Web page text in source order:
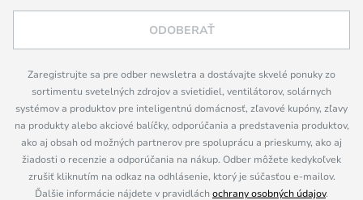
ODOBERAŤ
Zaregistrujte sa pre odber newsletra a dostávajte skvelé ponuky zo
sortimentu svetelných zdrojov a svietidiel, ventilátorov, solárnych
systémov a produktov pre inteligentnú domácnosť, zľavové kupóny, zľavy
na produkty alebo akciové balíčky, odporúčania a predstavenia produktov,
ako aj obsah od možných partnerov pre spoluprácu a prieskumy, ako aj
žiadosti o recenzie a odporúčania na nákup. Odber môžete kedykoľvek
zrušiť kliknutím na odkaz na odhlásenie, ktorý je súčasťou e-mailov.
Ďalšie informácie nájdete v pravidláchochrany osobných údajov.